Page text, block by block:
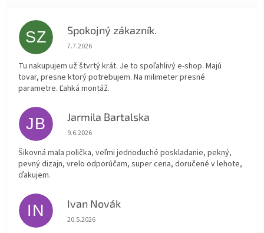
SZ Spokojný zákazník.
Hodnotenie obchodu je 5 z 5 hviezdičiek.
7.7.2026
Tu nakupujem už štvrtý krát. Je to spoľahlivý e-shop. Majú
tovar, presne ktorý potrebujem. Na milimeter presné
parametre. Ľahká montáž.
JB Jarmila Bartalska
Hodnotenie obchodu je 5 z 5 hviezdičiek.
9.6.2026
Šikovná mala polička, veľmi jednoduché poskladanie, pekný,
pevný dizajn, vrelo odporúčam, super cena, doručené v lehote,
ďakujem.
IN Ivan Novák
Hodnotenie obchodu je 5 z 5 hviezdičiek.
20.5.2026